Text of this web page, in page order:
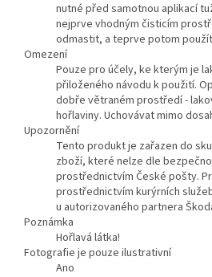
nutné před samotnou aplikací
nejprve vhodným čisticím
odmastit, a teprve potom
Omezení
Pouze pro účely, ke kterým je
přiloženého návodu k použití.
dobře větraném prostředí -
hořlaviny. Uchovávat mimo
Upozornění
Tento produkt je zařazen do
zboží, které nelze dle
prostřednictvím České pošty.
prostřednictvím kurýrních
u autorizovaného partnera
Poznámka
Hořlavá látka!
Fotografie je pouze ilustrativní
Ano